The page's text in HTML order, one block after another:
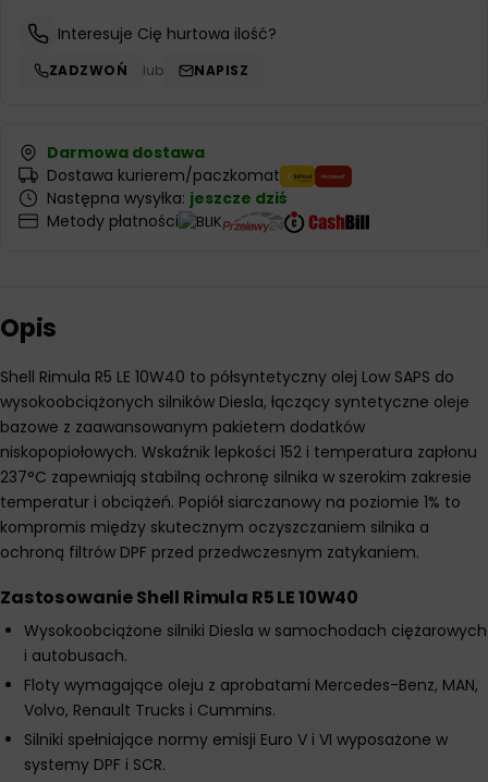
Interesuje Cię hurtowa ilość?
ZADZWOŃ lub NAPISZ
Darmowa dostawa
Dostawa kurierem/paczkomat
Następna wysyłka: jeszcze dziś
Metody płatności
Opis
Shell Rimula R5 LE 10W40 to półsyntetyczny olej Low SAPS do
wysokoobciążonych silników Diesla, łączący syntetyczne oleje
bazowe z zaawansowanym pakietem dodatków
niskopopiołowych. Wskaźnik lepkości 152 i temperatura zapłonu
237°C zapewniają stabilną ochronę silnika w szerokim zakresie
temperatur i obciążeń. Popiół siarczanowy na poziomie 1% to
kompromis między skutecznym oczyszczaniem silnika a
ochroną filtrów DPF przed przedwczesnym zatykaniem.
Zastosowanie Shell Rimula R5 LE 10W40
Wysokoobciążone silniki Diesla w samochodach ciężarowych
i autobusach.
Floty wymagające oleju z aprobatami Mercedes-Benz, MAN,
Volvo, Renault Trucks i Cummins.
Silniki spełniające normy emisji Euro V i VI wyposażone w
systemy DPF i SCR.